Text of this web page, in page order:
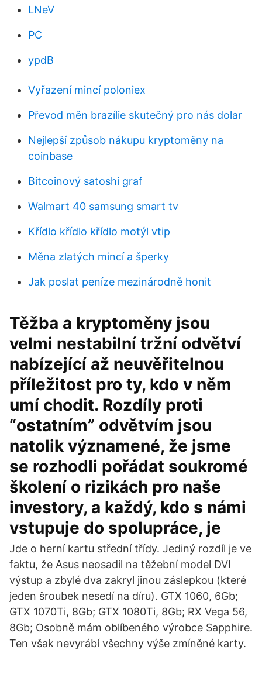
LNeV
PC
ypdB
Vyřazení mincí poloniex
Převod měn brazílie skutečný pro nás dolar
Nejlepší způsob nákupu kryptoměny na
coinbase
Bitcoinový satoshi graf
Walmart 40 samsung smart tv
Křídlo křídlo křídlo motýl vtip
Měna zlatých mincí a šperky
Jak poslat peníze mezinárodně honit
Těžba a kryptoměny jsou
velmi nestabilní tržní odvětví
nabízející až neuvěřitelnou
příležitost pro ty, kdo v něm
umí chodit. Rozdíly proti
“ostatním” odvětvím jsou
natolik významené, že jsme
se rozhodli pořádat soukromé
školení o rizikách pro naše
investory, a každý, kdo s námi
vstupuje do spolupráce, je
Jde o herní kartu střední třídy. Jediný rozdíl je ve
faktu, že Asus neosadil na těžební model DVI
výstup a zbylé dva zakryl jinou záslepkou (které
jeden šroubek nesedí na díru). GTX 1060, 6Gb;
GTX 1070Ti, 8Gb; GTX 1080Ti, 8Gb; RX Vega 56,
8Gb; Osobně mám oblíbeného výrobce Sapphire.
Ten však nevyrábí všechny výše zmíněné karty.